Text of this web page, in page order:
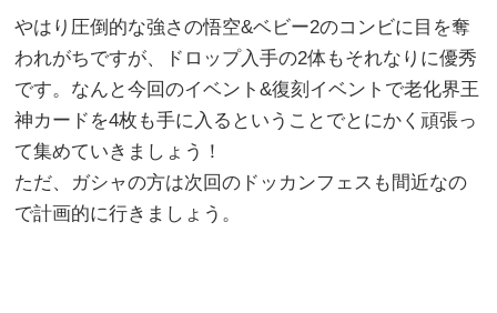
やはり圧倒的な強さの悟空&ベビー2のコンビに目を奪
われがちですが、ドロップ入手の2体もそれなりに優秀
です。なんと今回のイベント&復刻イベントで老化界王
神カードを4枚も手に入るということでとにかく頑張っ
て集めていきましょう！
ただ、ガシャの方は次回のドッカンフェスも間近なの
で計画的に行きましょう。